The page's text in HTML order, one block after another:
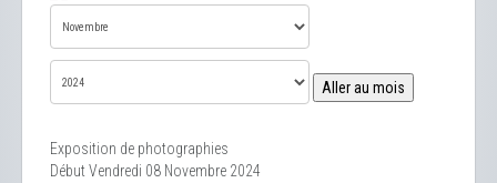
Aller au mois
Exposition de photographies
Début Vendredi 08 Novembre 2024